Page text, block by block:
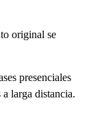
original se
presenciales
a larga distancia.